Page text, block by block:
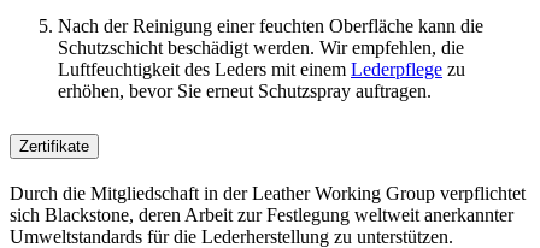
Nach der Reinigung einer feuchten Oberfläche kann die
Schutzschicht beschädigt werden. Wir empfehlen, die
Luftfeuchtigkeit des Leders mit einem Lederpflege zu
erhöhen, bevor Sie erneut Schutzspray auftragen.
Zertifikate
Durch die Mitgliedschaft in der Leather Working Group verpflichtet
sich Blackstone, deren Arbeit zur Festlegung weltweit anerkannter
Umweltstandards für die Lederherstellung zu unterstützen.